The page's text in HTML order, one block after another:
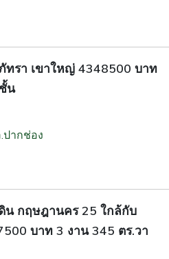
รา เขาใหญ่ 4348500 บาท
น
ปากช่อง
น กฤษฎานคร 25 ใกล้กับ
บาท 3 งาน 345 ตร.วา